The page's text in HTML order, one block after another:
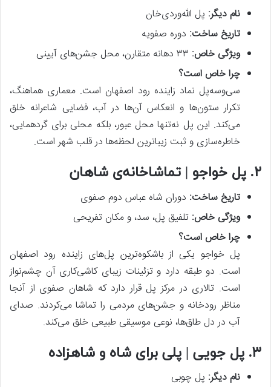
نام دیگر: پل الله‌وردی‌خان
تاریخ ساخت: دوره صفویه
ویژگی خاص:
چرا خاص است؟
سی‌وسه‌پل نماد زاینده رود اصفهان است. معماری هماهنگ،
تکرار ستون‌ها و انعکاس آن‌ها در آب، فضایی شاعرانه خلق
می‌کند. این پل نه‌تنها محل عبور، بلکه محلی برای گردهمایی،
خاطره‌سازی و ثبت زیباترین لحظه‌ها در قلب شهر است.
۲. پل خواجو | تماشاخانه‌ی شاهان
تاریخ ساخت: دوران شاه عباس دوم صفوی
ویژگی خاص: تلفیق پل، سد، و مکان تفریحی
چرا خاص است؟
پل خواجو یکی از باشکوه‌ترین پل‌های زاینده رود اصفهان
است. دو طبقه دارد و تزئینات زیبای کاشی‌کاری آن چشم‌نواز
است. تالاری در مرکز پل قرار دارد که شاهان صفوی از آنجا
مناظر رودخانه و جشن‌های مردمی را تماشا می‌کردند. صدای
آب در دل طاق‌ها، نوعی موسیقی طبیعی خلق می‌کند.
۳. پل جویی | پلی برای شاه و شاهزاده
نام دیگر: پل چوبی